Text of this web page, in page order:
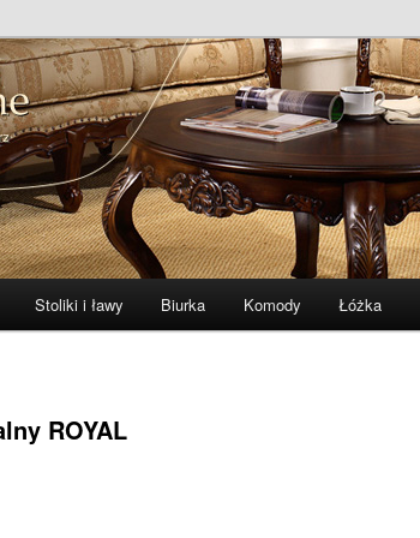
– zibi-meble.pl
i indyjskie
Stoliki i ławy Biurka Komody Łóżka
ROYAL